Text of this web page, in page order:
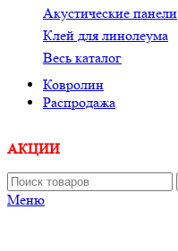
Акустические панели
Клей для линолеума
Весь каталог
Ковролин
Распродажа
АКЦИИ
Меню